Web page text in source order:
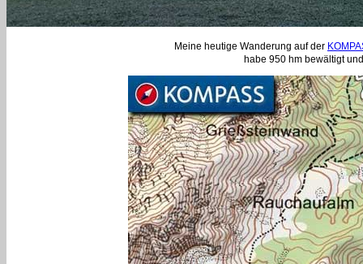
Meine heutige Wanderung auf der
habe 950 hm bewältigt